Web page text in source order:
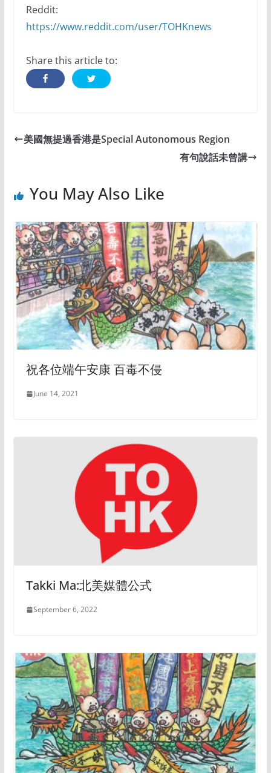
Reddit:
https://www.reddit.com/user/TOHKnews
Share this article to:
美國無提過香港是Special Autonomous Region
有句說話未曾講
You May Also Like
祝各位端午安康 百毒不侵
June 14, 2021
Takki Ma:北美媒體公式
September 6, 2022